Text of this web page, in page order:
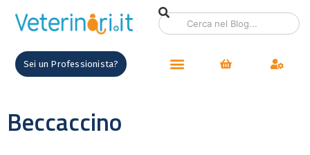
Sei un Professionista?
Beccaccino